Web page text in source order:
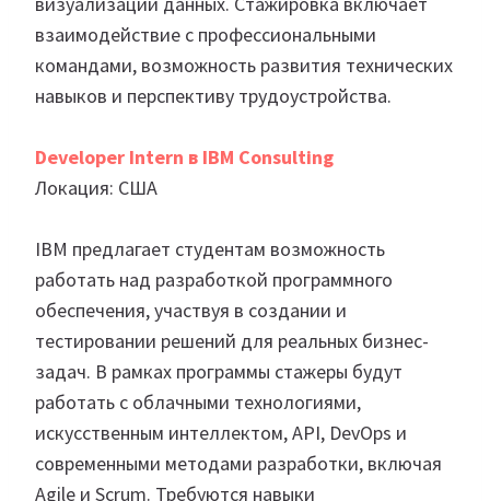
взаимодействие с профессиональными
командами, возможность развития технических
навыков и перспективу трудоустройства.
Developer Intern в IBM Consulting
Локация: США
IBM предлагает студентам возможность
работать над разработкой программного
обеспечения, участвуя в создании и
тестировании решений для реальных бизнес-
задач. В рамках программы стажеры будут
работать с облачными технологиями,
искусственным интеллектом, API, DevOps и
современными методами разработки, включая
Agile и Scrum. Требуются навыки